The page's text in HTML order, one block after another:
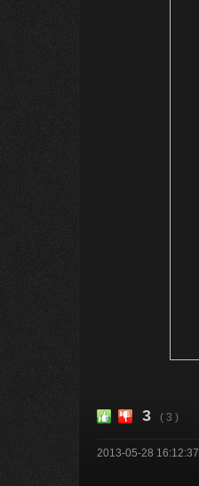
3 ( 3 )
2013-05-28 16:12:37